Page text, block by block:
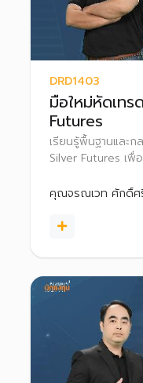
DRD1403
มือใหม่หัดเท
Futures
เรียนรู้พื้นฐานและก
Silver Futures เพื่
คุณจรณเวท ศักดิ์ศ